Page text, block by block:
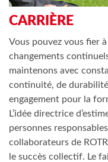
CARRIÈRE
Vous pouvez vous fier
changements
maintenons avec
continuité, de
engagement pour la
L’idée directrice
personnes
collaborateurs de
le succès collectif. Le